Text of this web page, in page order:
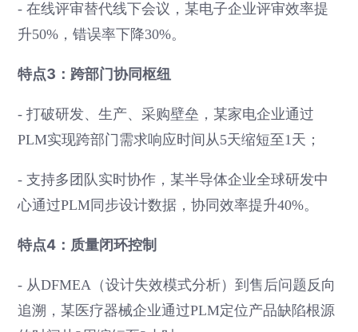
- 在线评审替代线下会议，某电子企业评审效率提
升50%，错误率下降30%。
特点3：跨部门协同枢纽
- 打破研发、生产、采购壁垒，某家电企业通过
PLM实现跨部门需求响应时间从5天缩短至1天；
- 支持多团队实时协作，某半导体企业全球研发中
心通过PLM同步设计数据，协同效率提升40%。
特点4：质量闭环控制
- 从DFMEA（设计失效模式分析）到售后问题反向
追溯，某医疗器械企业通过PLM定位产品缺陷根源